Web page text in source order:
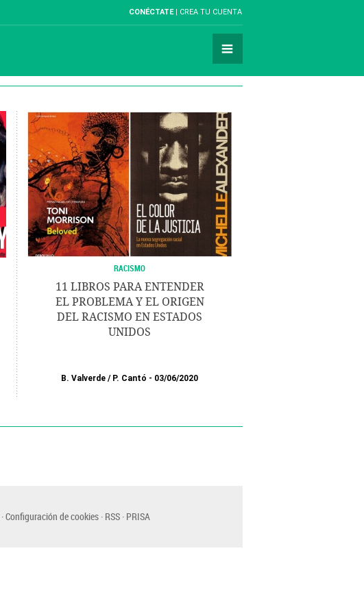
CONÉCTATE CREA TU CUENTA
RACISMO
11 LIBROS PARA ENTENDER
EL PROBLEMA Y EL ORIGEN
DEL RACISMO EN ESTADOS
UNIDOS
B. Valverde / P. Cantó 03/06/2020
Configuración de cookies RSS PRISA